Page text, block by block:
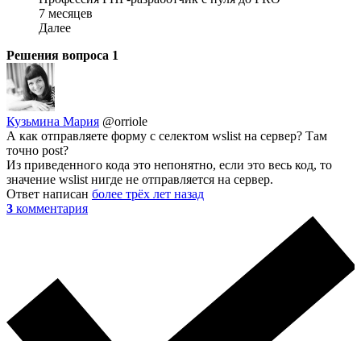
7 месяцев
Далее
Решения вопроса 1
Кузьмина Мария @orriole
А как отправляете форму с селектом wslist на сервер? Там
точно post?
Из приведенного кода это непонятно, если это весь код, то
значение wslist нигде не отправляется на сервер.
Ответ написан более трёх лет назад
3 комментария